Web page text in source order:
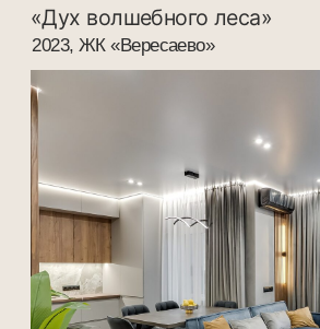
Площадь 90 м
2020, г. Ростов-на-Дону, ул. 18-я линия
«Пастельный Архитектурный шарм»